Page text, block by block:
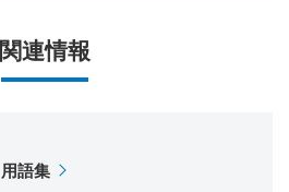
関連情報
用語集